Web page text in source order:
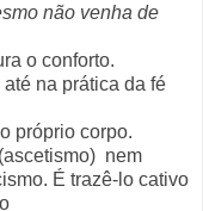
não venha de
o conforto.
na prática da fé
próprio corpo.
nem
É trazê-lo cativo